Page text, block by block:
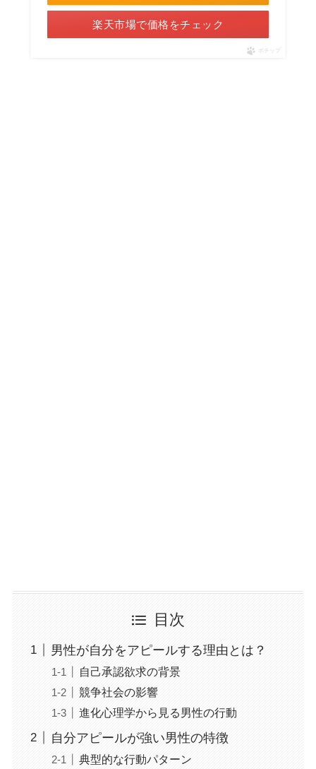
楽天市場で価格をチェック
ポチップ
目次
男性が自分をアピールする理由とは？
自己承認欲求の背景
競争社会の影響
進化心理学から見る男性の行動
自分アピールが強い男性の特徴
典型的な行動パターン